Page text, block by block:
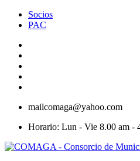
Socios
PAC
mailcomaga@yahoo.com
Horario: Lun - Vie 8.00 am -